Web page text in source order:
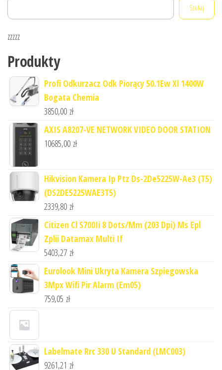
Szukaj
zzzzz
Produkty
Profi Odkurzacz Odk Piorący 50.1Ew Xl 1400W
Bogata Chemia
3850,00 zł
AXIS A8207-VE NETWORK VIDEO DOOR STATION
10685,00 zł
Hikvision Kamera Ip Ptz Ds-2De5225W-Ae3 (T5)
(DS2DE5225WAE3T5)
2339,80 zł
Citizen Cl S700Ii 8 Dots/Mm (203 Dpi) Ms Epl
Zplii Datamax Multi If
5403,27 zł
Eurolook Mini Ukryta Kamera Szpiegowska
3Mpx Wifi Pir Alarm (Em05)
759,05 zł
Labelmate Rrc 330 U Standard (LMC003)
9261,21 zł